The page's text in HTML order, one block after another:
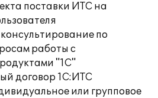
поставки ИТС на
по
работы с
"1С"
договор 1С:ИТС
или групповое